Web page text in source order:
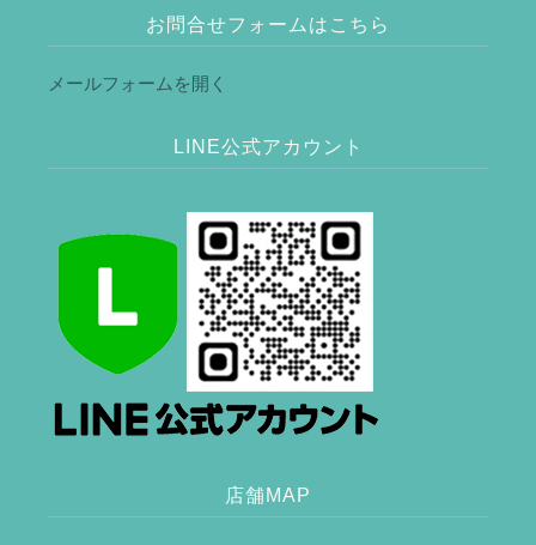
お問合せフォームはこちら
メールフォームを開く
LINE公式アカウント
店舗MAP